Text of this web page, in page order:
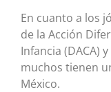
En cuanto a los
de la Acción
Infancia (DACA)
muchos tienen
México.